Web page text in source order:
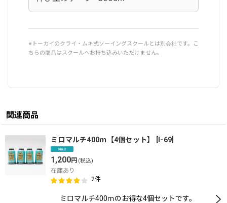
※トーカイのクライ・ムキ式ソーイングスクールとは別会社です。こ
ちらの商品はスクールへお持ち込みいただけません。
関連商品
ミロマルチ400ｍ【4個セット】 [I-69]
1,200円 (税込)
在庫あり
2件
ミロマルチ400ｍのお得な4個セットです。